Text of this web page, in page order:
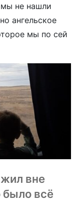
мы не нашли
ангельское
мы по сей
вне
было всё